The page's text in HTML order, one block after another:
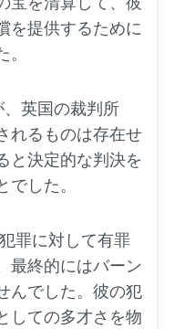
を提供するために
英国の裁判所
れるものは存在せ
と決定的な判決を
した。
罪に対して有罪
最終的にはバーン
んでした。彼の犯
しての多才さを物